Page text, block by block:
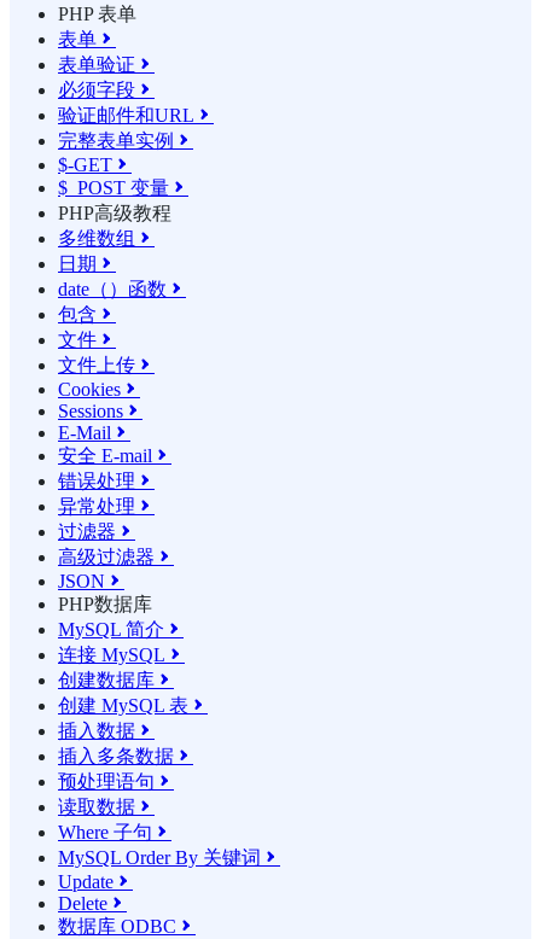
PHP 表单
表单 
表单验证 
必须字段 
验证邮件和URL 
完整表单实例 
$-GET 
$_POST 变量 
PHP高级教程
多维数组 
日期 
date（）函数 
包含 
文件 
文件上传 
Cookies 
Sessions 
E-Mail 
安全 E-mail 
错误处理 
异常处理 
过滤器 
高级过滤器 
JSON 
PHP数据库
MySQL 简介 
连接 MySQL 
创建数据库 
创建 MySQL 表 
插入数据 
插入多条数据 
预处理语句 
读取数据 
Where 子句 
MySQL Order By 关键词 
Update 
Delete 
数据库 ODBC 